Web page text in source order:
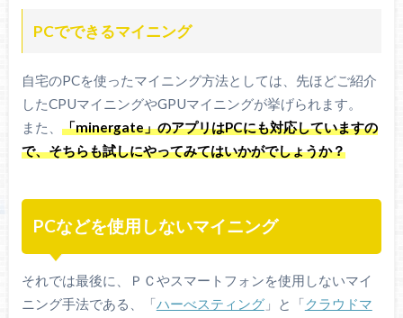
PCでできるマイニング
自宅のPCを使ったマイニング方法としては、先ほどご紹介
したCPUマイニングやGPUマイニングが挙げられます。
また、 「minergate」のアプリはPCにも対応していますの
で、そちらも試しにやってみてはいかがでしょうか？
PCなどを使用しないマイニング
それでは最後に、ＰＣやスマートフォンを使用しないマイ
ニング手法である、「ハーべスティング」と「クラウドマ